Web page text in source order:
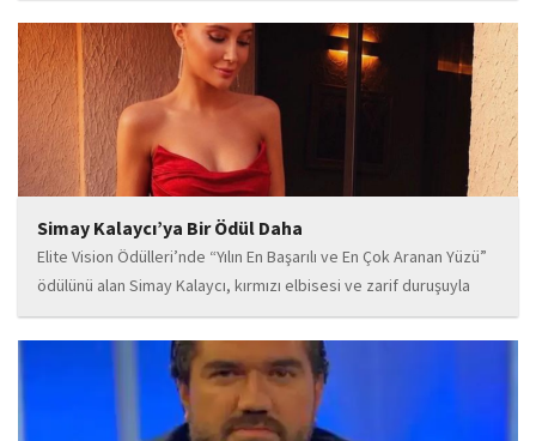
sahne performansı, uluslararası standartlardaki repertuarı ve
deneyimli müzisyen kadrosuyla dikkat çeken...
Simay Kalaycı’ya Bir Ödül Daha
Elite Vision Ödülleri’nde “Yılın En Başarılı ve En Çok Aranan Yüzü”
ödülünü alan Simay Kalaycı, kırmızı elbisesi ve zarif duruşuyla
geceye damga vurdu. Takı markasıyla da dikkat çeken Kalaycı,
Wilma...